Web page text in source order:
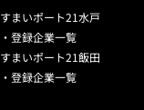
すまいポート21水戸
・登録企業一覧
すまいポート21飯田
・登録企業一覧